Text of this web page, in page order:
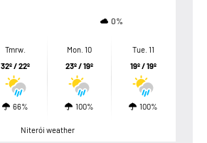
0%
Tmrw.
32º / 22º
66%
Mon. 10
23º / 19º
100%
Tue. 11
19º / 19º
100%
Niterói weather